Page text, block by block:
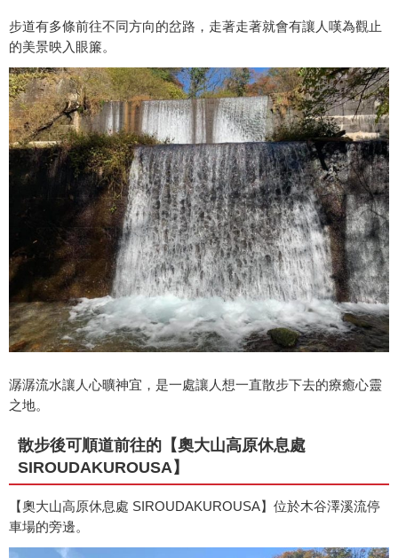
步道有多條前往不同方向的岔路，走著走著就會有讓人嘆為觀止
的美景映入眼簾。
潺潺流水讓人心曠神宜，是一處讓人想一直散步下去的療癒心靈
之地。
散步後可順道前往的【奧大山高原休息處
SIROUDAKUROUSA】
【奧大山高原休息處 SIROUDAKUROUSA】位於木谷澤溪流停
車場的旁邊。